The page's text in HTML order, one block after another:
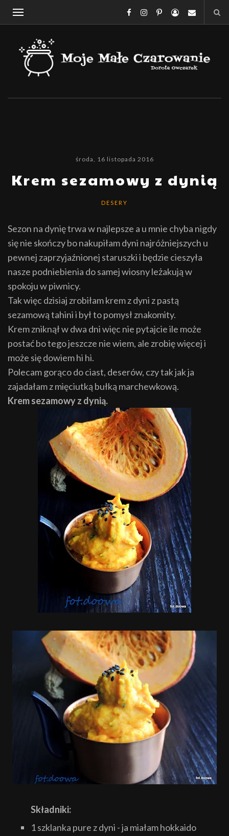
środa, 16 listopada 2016
Krem sezamowy z dynią
DESERY
Sezon na dynię trwa w najlepsze a u mnie chyba nigdy
się nie skończy bo nakupiłam dyni najróżniejszych u
pewnej zaprzyjaźnionej staruszki i będzie cieszyła
nasze podniebienia do samej wiosny leżakują w
spokoju w piwnicy.
Tak więc dzisiaj zrobiłam krem z dyni z pastą
sezamową tahini i był to pomysł znakomity.
Krem zniknął w dwa dni więc nie pytajcie ile może
postać bo tego jeszcze nie wiem, ale zrobię więcej i
może się dowiem hi hi.
Polecam gorąco do ciast, deserów, czy tak jak ja
zajadałam z mięciutką bułką marchewkową.
Krem sezamowy z dynią.
Składniki:
1 szklanka pure z dyni - ja miałam hokkaido